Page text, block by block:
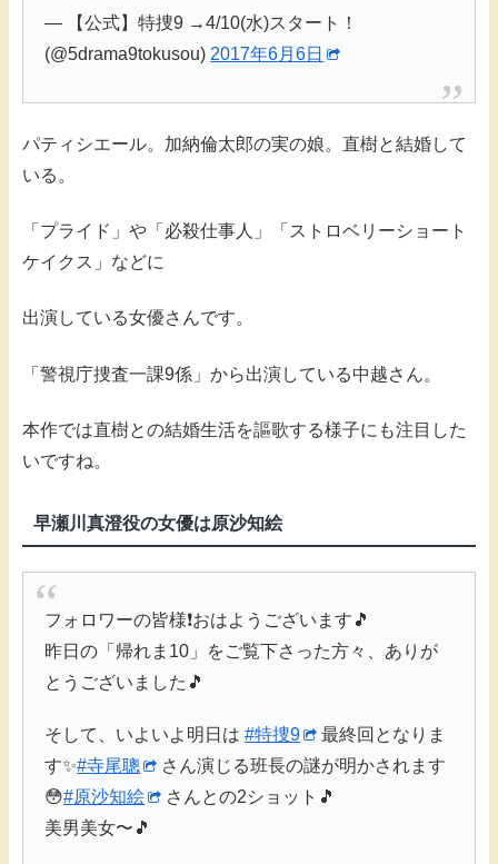
— 【公式】特捜9 →4/10(水)スタート！
(@5drama9tokusou) 2017年6月6日
パティシエール。加納倫太郎の実の娘。直樹と結婚して
いる。
「プライド」や「必殺仕事人」「ストロベリーショート
ケイクス」などに
出演している女優さんです。
「警視庁捜査一課9係」から出演している中越さん。
本作では直樹との結婚生活を謳歌する様子にも注目した
いですね。
早瀬川真澄役の女優は原沙知絵
フォロワーの皆様❗️おはようございます🎵
昨日の「帰れま10」をご覧下さった方々、ありが
とうございました🎵
そして、いよいよ明日は#特捜9
最終回となりま
す✨#寺尾聰
さん演じる班長の謎が明かされます
😳#原沙知絵
さんとの2ショット🎵
美男美女〜🎵